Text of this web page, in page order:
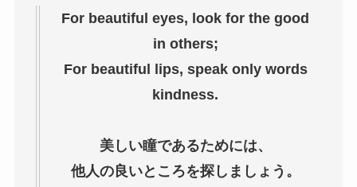
For beautiful eyes, look for the good
in others;
For beautiful lips, speak only words
kindness.
美しい瞳であるためには、
他人の良いところを探しましょう。